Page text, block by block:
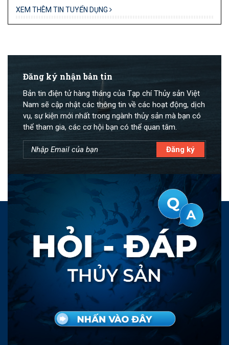
XEM THÊM TIN TUYỂN DỤNG
Đăng ký nhận bản tin
Bản tin điện tử hàng tháng của Tạp chí Thủy sản Việt
Nam sẽ cập nhật các thông tin về các hoạt động, dịch
vụ, sự kiện mới nhất trong ngành thủy sản mà bạn có
thể tham gia, các cơ hội bạn có thể quan tâm.